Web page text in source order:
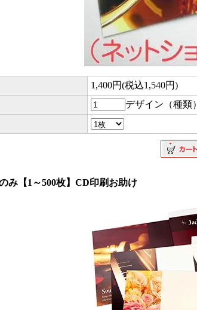
1,400円(税込1,540円)
デザイン（種類）
み【1～500枚】CD印刷お助け